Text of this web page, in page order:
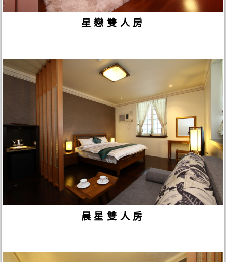
星戀雙人房
晨星雙人房